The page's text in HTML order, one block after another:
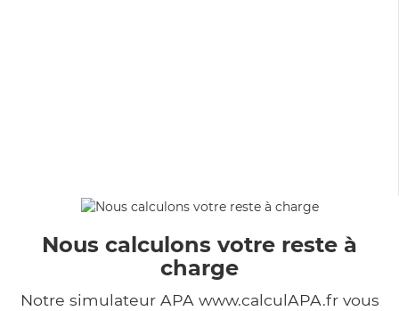
Nous calculons votre reste à
charge
Notre simulateur APA www.calculAPA.fr vous